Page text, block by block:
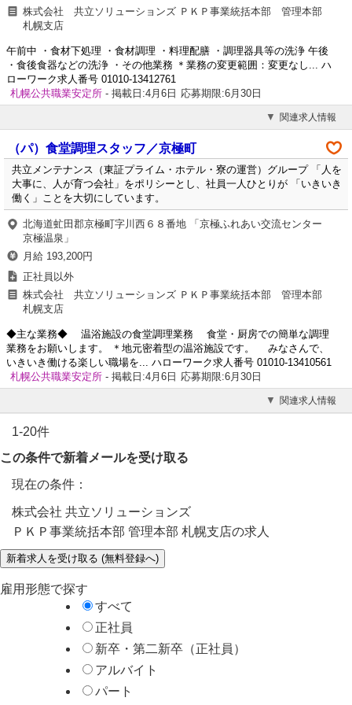
株式会社 共立ソリューションズ ＰＫＰ事業統括本部 管理本部
札幌支店
午前中 ・食材下処理 ・食材調理 ・料理配膳 ・調理器具等の洗浄 午後
・食後食器などの洗浄 ・その他業務 ＊業務の変更範囲：変更なし... ハ
ローワーク求人番号 01010-13412761
札幌公共職業安定所 - 掲載日:4月6日 応募期限:6月30日
関連求人情報
（パ）食堂調理スタッフ／京極町
共立メンテナンス（東証プライム・ホテル・寮の運営）グループ 「人を
大事に、人が育つ会社」をポリシーとし、社員一人ひとりが 「いきいき
働く」ことを大切にしています。
北海道虻田郡京極町字川西６８番地 「京極ふれあい交流センター
京極温泉」
月給 193,200円
正社員以外
株式会社 共立ソリューションズ ＰＫＰ事業統括本部 管理本部
札幌支店
◆主な業務◆ 温浴施設の食堂調理業務 食堂・厨房での簡単な調理
業務をお願いします。 ＊地元密着型の温浴施設です。 みなさんで、
いきいき働ける楽しい職場を... ハローワーク求人番号 01010-13410561
札幌公共職業安定所 - 掲載日:4月6日 応募期限:6月30日
関連求人情報
1-20件
この条件で新着メールを受け取る
現在の条件：
株式会社 共立ソリューションズ
ＰＫＰ事業統括本部 管理本部 札幌支店の求人
雇用形態で探す
すべて
正社員
新卒・第二新卒（正社員）
アルバイト
パート